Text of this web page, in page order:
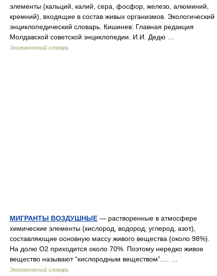
элементы (кальций, калий, сера, фосфор, железо, алюминий,
кремний), входящие в состав живых организмов. Экологический
энциклопедический словарь. Кишинев: Главная редакция
Молдавской советской энциклопедии. И.И. Дедю …
Экологический словарь
МИГРАНТЫ ВОЗДУШНЫЕ — растворенные в атмосфере
химические элементы (кислород, водород, углерод, азот),
составляющие основную массу живого вещества (около 98%).
На долю О2 приходится около 70%. Поэтому нередко живое
вещество называют “кислородным веществом”.… …
Экологический словарь